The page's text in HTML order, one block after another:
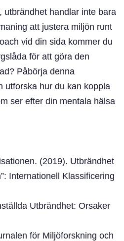
utbrändhet handlar inte bara
att justera miljön runt
vid din sida kommer du
för att göra den
Påbörja denna
utforska hur du kan koppla
ser efter din mentala hälsa
(2019). Utbrändhet
Internationell Klassificering
Utbrändhet: Orsaker
för Miljöforskning och